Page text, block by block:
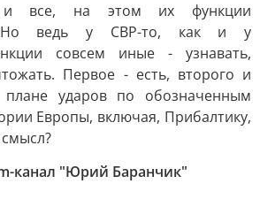
и все, на этом их функции
Но ведь у СВР-то, как и у
совсем иные - узнавать,
Первое - есть, второго и
ударов по обозначенным
Европы, включая, Прибалтику,
канал "Юрий Баранчик"